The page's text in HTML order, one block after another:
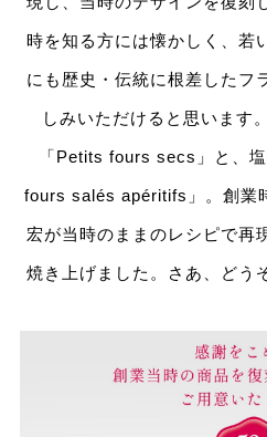
時を知る方には懐かしく、若
にも歴史・伝統に根差したフ
しみいただけると思います
「Petits fours secs」と、
fours salés apéritifs」。創業
宏が当時のままのレシピで再
焼き上げました。さあ、どう